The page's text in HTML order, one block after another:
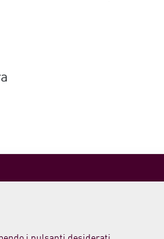
Meleta 12
PU Italy